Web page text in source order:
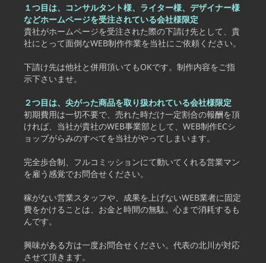
１つ目は、コンサルタント様、ライター様、デザイナー様
などホームページを受注されている会社様限定
貴社がホームページを受注された際の下請け先として、貴
社にとって面倒なWEB制作作業を当社にご依頼ください。
下請け先は他社と併用頂いてもOKです。制作内容をご指
示下さいませ。
２つ目は、尖がった商品を取り扱われている会社様限定
初期費用は一切不要で、売れた時だけ一定割合の報酬を頂
ければ、当社が貴社のWEB事業部として、WEB制作ECシ
ョップがらみのすべてを当社がやってしまいます。
完全歩合制、フルコミッションにて動いてくれる営業マン
を雇う感覚でお問合せください。
稼がない営業スタッフや、成果を上げないWEB業者に固定
費をかけることは、お金と時間の無駄。心まで消耗するも
んです。
興味がある方は一度お問合せください。代表の北川が対応
させて頂きます。